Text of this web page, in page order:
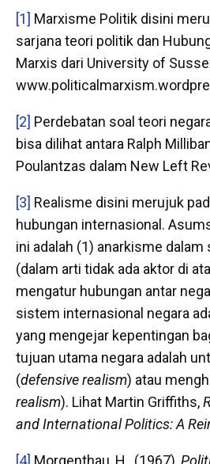
[1] Marxisme Politik disini
sarjana teori politik dan
Marxis dari University of
[2] Perdebatan soal teori
bisa dilihat antara Ralph
Poulantzas dalam New Left
[3] Realisme disini merujuk
hubungan internasional.
ini adalah (1) anarkisme
(dalam arti tidak ada aktor di
mengatur hubungan antar
sistem internasional negara
yang mengejar kepentingan
tujuan utama negara adalah
(defensive realism) atau
realism). Lihat Martin Griffiths,
and International Politics: A